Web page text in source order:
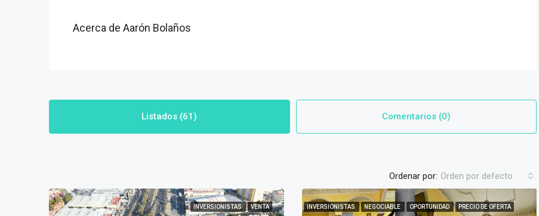
Acerca de Aarón Bolaños
Listados (61) Comentarios (0)
Ordenar por: Orden por defecto
INVERSIONISTAS VENTA INVERSIONISTAS NEGOCIABLE OPORTUNIDAD PRECIO DE OFERTA